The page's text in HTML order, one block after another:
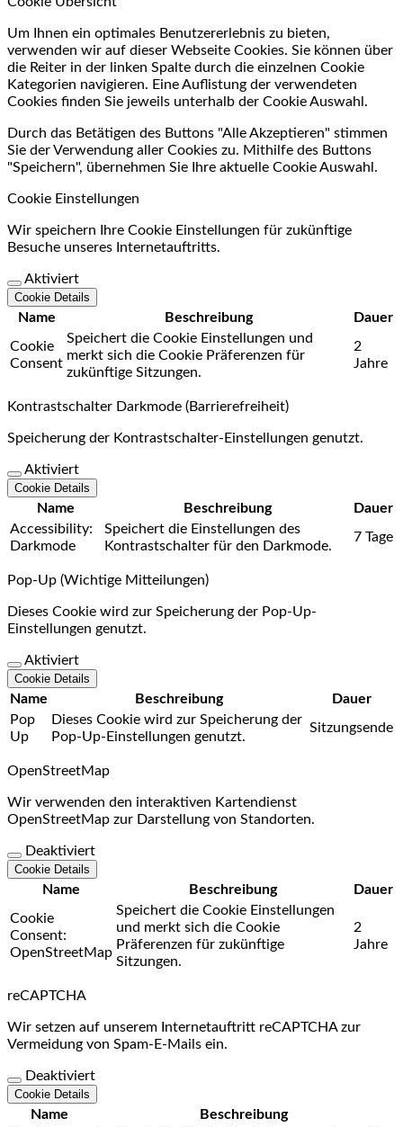
Um Ihnen ein optimales Benutzererlebnis zu bieten,
verwenden wir auf dieser Webseite Cookies. Sie können über
die Reiter in der linken Spalte durch die einzelnen Cookie
Kategorien navigieren. Eine Auflistung der verwendeten
Cookies finden Sie jeweils unterhalb der Cookie Auswahl.
Durch das Betätigen des Buttons "Alle Akzeptieren" stimmen
Sie der Verwendung aller Cookies zu. Mithilfe des Buttons
"Speichern", übernehmen Sie Ihre aktuelle Cookie Auswahl.
Cookie Einstellungen
Wir speichern Ihre Cookie Einstellungen für zukünftige
Besuche unseres Internetauftritts.
Aktiviert
Cookie Details
Name Beschreibung
Dauer
Cookie
Consent
Speichert die Cookie Einstellungen und
merkt sich die Cookie Präferenzen für
zukünftige Sitzungen.
2
Jahre
Kontrastschalter Darkmode (Barrierefreiheit)
Speicherung der Kontrastschalter-Einstellungen genutzt.
Aktiviert
Cookie Details
Name Beschreibung
Dauer
Accessibility:
Darkmode
Speichert die Einstellungen des
Kontrastschalter für den Darkmode.
7 Tage
Pop-Up (Wichtige Mitteilungen)
Dieses Cookie wird zur Speicherung der Pop-Up-
Einstellungen genutzt.
Aktiviert
Cookie Details
Name Beschreibung
Dauer
Pop
Up
Dieses Cookie wird zur Speicherung der
Pop-Up-Einstellungen genutzt.
Sitzungsende
OpenStreetMap
Wir verwenden den interaktiven Kartendienst
OpenStreetMap zur Darstellung von Standorten.
Deaktiviert
Cookie Details
Name Beschreibung
Dauer
Cookie
Consent:
OpenStreetMap
Speichert die Cookie Einstellungen
und merkt sich die Cookie
Präferenzen für zukünftige
Sitzungen.
2
Jahre
reCAPTCHA
Wir setzen auf unserem Internetauftritt reCAPTCHA zur
Vermeidung von Spam-E-Mails ein.
Deaktiviert
Cookie Details
Name Beschreibung